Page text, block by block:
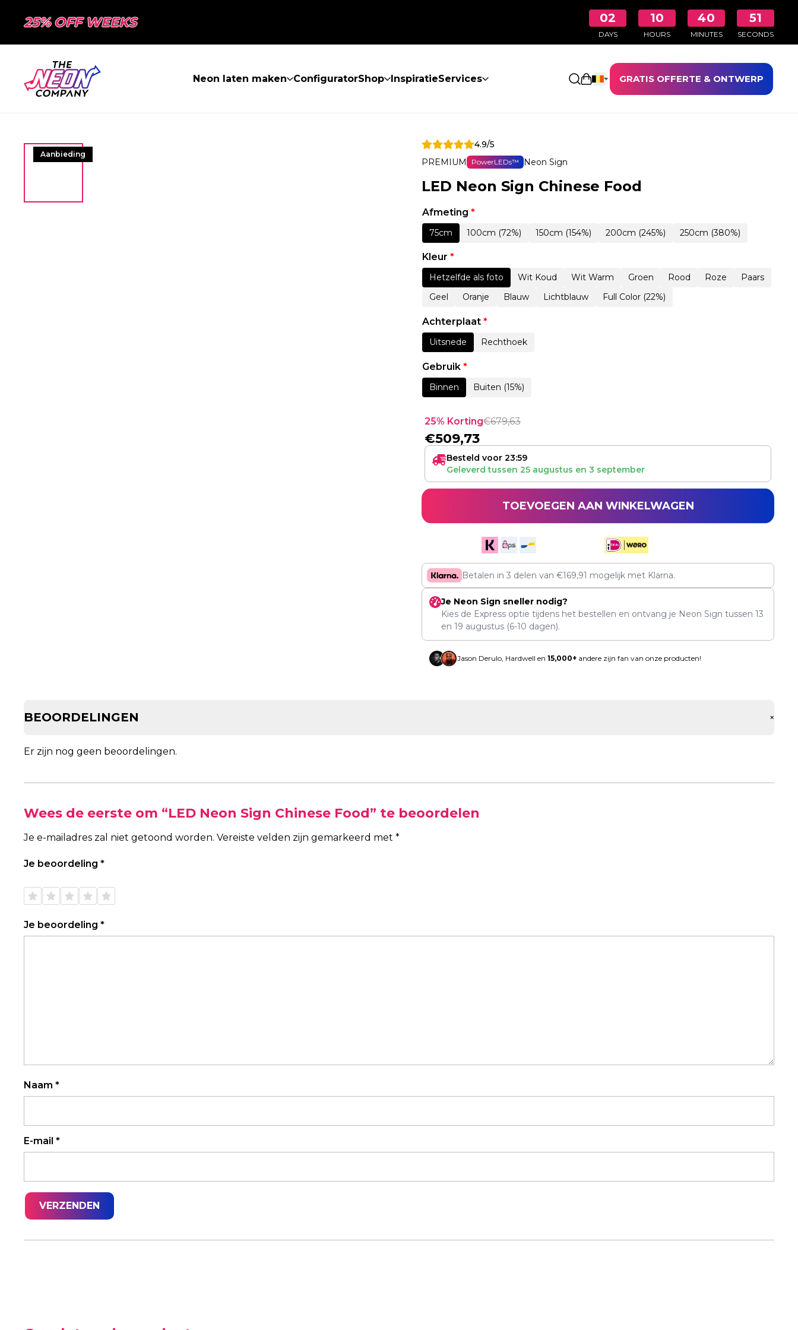
25% OFF WEEKS 02
DAYS
10
HOURS
40
MINUTES
50
SECONDS
Neon laten maken ConfiguratorShop InspiratieServices Winkelwagen openen
GRATIS OFFERTE & ONTWERP
Aanbieding
4.9/5
PREMIUM
PowerLEDs™ Neon Sign
LED Neon Sign Chinese Food
Afmeting *
75cm 100cm (72%) 150cm (154%) 200cm (245%) 250cm (380%)
Kleur *
Hetzelfde als foto Wit Koud Wit Warm Groen Rood Roze
Paars
Geel
Oranje Blauw Lichtblauw Full Color (22%)
Achterplaat *
Uitsnede Rechthoek
Gebruik *
Binnen Buiten (15%)
25% Korting€679,63
€509,73
Besteld voor 23:59
Geleverd tussen 25 augustus en 3 september
TOEVOEGEN AAN WINKELWAGEN
Betalen in 3 delen van€169,91 mogelijk met Klarna.
Je Neon Sign sneller nodig?
Kies de Express optie tijdens het bestellen en ontvang je Neon Sign tussen 13
en 19 augustus(6-10 dagen).
Jason Derulo, Hardwell en 15,000+andere zijn fan van onze producten!
BEOORDELINGEN +
Er zijn nog geen beoordelingen.
Wees de eerste om “LED Neon Sign Chinese Food” te beoordelen
Je e-mailadres zal niet getoond worden. Vereiste velden zijn gemarkeerd met *
Je beoordeling *
de 5
de 5
de 5
de 5
de 5
Je beoordeling *
Naam *
E-mail *